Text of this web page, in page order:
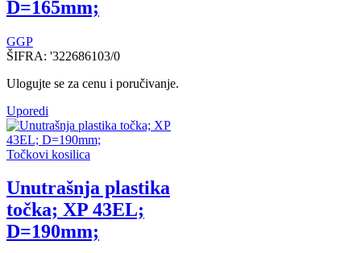
D=165mm;
GGP
ŠIFRA: '322686103/0
Ulogujte se za cenu i poručivanje.
Uporedi
Točkovi kosilica
Unutrašnja plastika
točka; XP 43EL;
D=190mm;